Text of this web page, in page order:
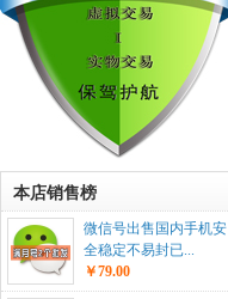
本店销售榜
微信号出售国内手机安
全稳定不易封已...
￥79.00